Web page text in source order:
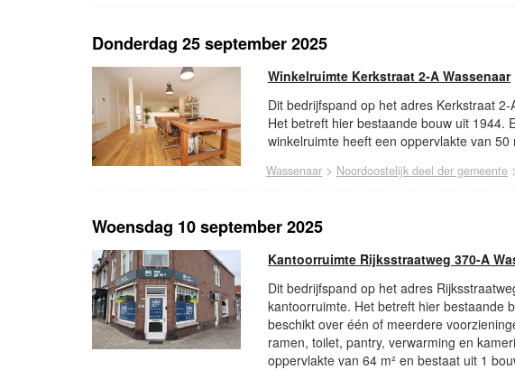
Donderdag 25 september 2025
Winkelruimte Kerkstraat 2-A Wassenaar
Dit bedrijfspand op het adres Kerkstraat
Het betreft hier bestaande bouw uit 1944.
winkelruimte heeft een oppervlakte van 50
Wassenaar > Noordoostelijk deel der gemeente
Woensdag 10 september 2025
Kantoorruimte Rijksstraatweg 370-A
Dit bedrijfspand op het adres
kantoorruimte. Het betreft hier bestaande
beschikt over één of meerdere
ramen, toilet, pantry, verwarming en
oppervlakte van 64 m² en bestaat uit 1